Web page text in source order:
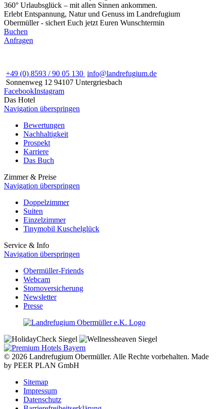
360° Urlaubsglück – mit allen Sinnen ankommen.
Erlebt Entspannung, Natur und Genuss im Landrefugium
Obermüller - sichert Euch jetzt Euren Wunschtermin
Buchen
Anfragen
+49 (0) 8593 / 90 05 130 info@landrefugium.de
Sonnenweg 12 94107 Untergriesbach
FacebookInstagram
Das Hotel
Navigation überspringen
Bewertungen
Nachhaltigkeit
Prospekt
Karriere
Das Buch
Zimmer & Preise
Navigation überspringen
Doppelzimmer
Suiten
Einzelzimmer
Tinymobil Kuschelglück
Service & Info
Navigation überspringen
Obermüller-Friends
Webcam
Stornoversicherung
Newsletter
Presse
© 2026 Landrefugium Obermüller. Alle Rechte vorbehalten. Made
by PEER PLAN GmbH
Sitemap
Impressum
Datenschutz